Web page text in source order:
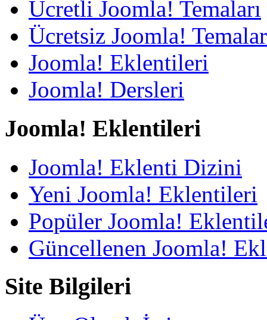
Ücretli Joomla! Temaları
Ücretsiz Joomla!
Joomla! Eklentileri
Joomla! Dersleri
Joomla! Eklentileri
Joomla! Eklenti Dizini
Yeni Joomla! Eklentileri
Popüler Joomla!
Güncellenen Joomla!
Site Bilgileri